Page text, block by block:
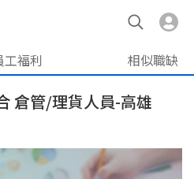
工福利 相似職缺
倉管/理貨人員-高雄